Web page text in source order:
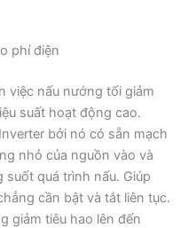
phí điện
việc nấu nướng tối giảm
suất hoạt động cao.
bởi nó có sẵn mạch
nhỏ của nguồn vào và
quá trình nấu. Giúp
cần bật và tắt liên tục.
giảm tiêu hao lên đến